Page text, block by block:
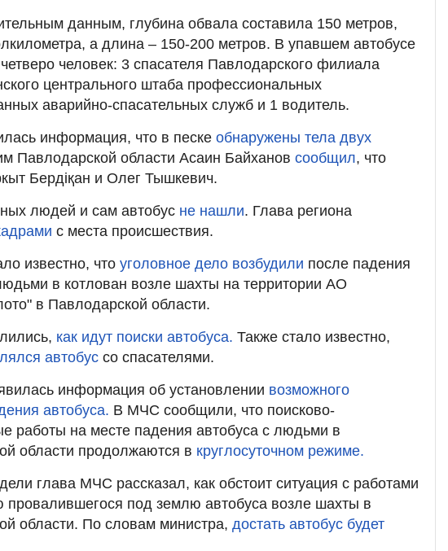
данным, глубина обвала составила 150 метров,
а длина – 150-200 метров. В упавшем автобусе
человек: 3 спасателя Павлодарского филиала
центрального штаба профессиональных
аварийно-спасательных служб и 1 водитель.
информация, что в песке обнаружены тела двух
Павлодарской области Асаин Байханов сообщил, что
Бердіқан и Олег Тышкевич.
людей и сам автобус не нашли. Глава региона
с места происшествия.
известно, что уголовное дело возбудили после падения
в котлован возле шахты на территории АО
в Павлодарской области.
как идут поиски автобуса. Также стало известно,
автобус со спасателями.
информация об установлении возможного
автобуса. В МЧС сообщили, что поисково-
работы на месте падения автобуса с людьми в
области продолжаются в круглосуточном режиме.
глава МЧС рассказал, как обстоит ситуация с работами
провалившегося под землю автобуса возле шахты в
области. По словам министра, достать автобус будет